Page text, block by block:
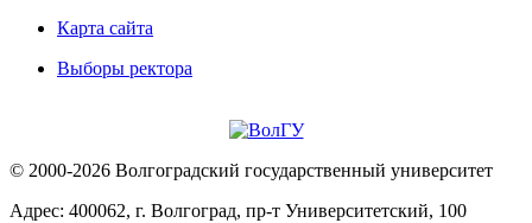
Карта сайта
Выборы ректора
© 2000-2026 Волгоградский государственный университет
Адрес: 400062, г. Волгоград, пр-т Университетский, 100